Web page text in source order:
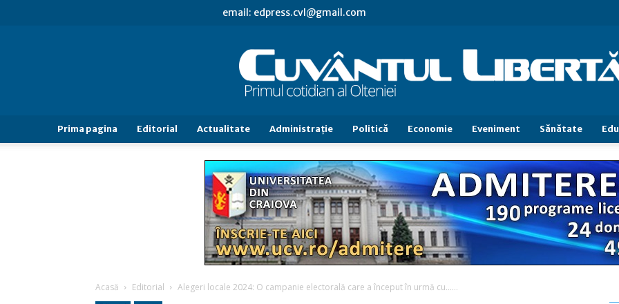
email: edpress.cvl@gmail.com
Cuvântul
Libertăţii
Prima pagina Editorial Actualitate Administraţie Politică Economie Eveniment Sănătate
Acasă Editorial Alegeri locale 2024: O campanie electorală care a început în urmă cu…...